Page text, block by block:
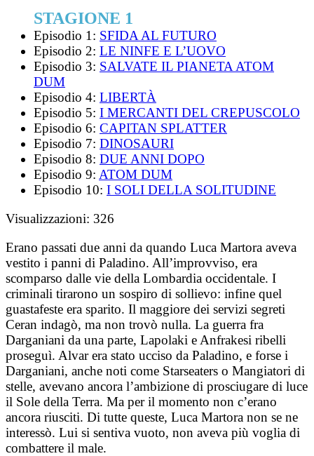
STAGIONE 1
Episodio 1: SFIDA AL FUTURO
Episodio 2: LE NINFE E L’UOVO
Episodio 3: SALVATE IL PIANETA ATOM
DUM
Episodio 4: LIBERTÀ
Episodio 5: I MERCANTI DEL CREPUSCOLO
Episodio 6: CAPITAN SPLATTER
Episodio 7: DINOSAURI
Episodio 8: DUE ANNI DOPO
Episodio 9: ATOM DUM
Episodio 10: I SOLI DELLA SOLITUDINE
Visualizzazioni: 326
Erano passati due anni da quando Luca Martora aveva
vestito i panni di Paladino. All’improvviso, era
scomparso dalle vie della Lombardia occidentale. I
criminali tirarono un sospiro di sollievo: infine quel
guastafeste era sparito. Il maggiore dei servizi segreti
Ceran indagò, ma non trovò nulla. La guerra fra
Darganiani da una parte, Lapolaki e Anfrakesi ribelli
proseguì. Alvar era stato ucciso da Paladino, e forse i
Darganiani, anche noti come Starseaters o Mangiatori di
stelle, avevano ancora l’ambizione di prosciugare di luce
il Sole della Terra. Ma per il momento non c’erano
ancora riusciti. Di tutte queste, Luca Martora non se ne
interessò. Lui si sentiva vuoto, non aveva più voglia di
combattere il male.